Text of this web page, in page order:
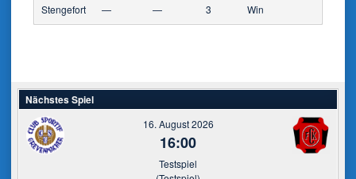
Stengefort — — 3 Win
Nächstes Spiel
16. August 2026
16:00
Testspiel